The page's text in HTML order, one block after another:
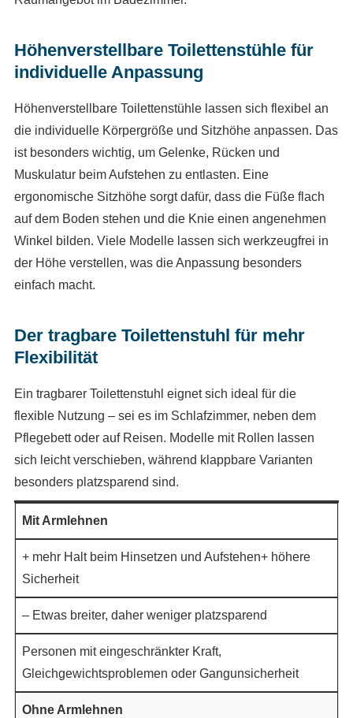
Höhenverstellbare Toilettenstühle für
individuelle Anpassung
Höhenverstellbare Toilettenstühle lassen sich flexibel an
die individuelle Körpergröße und Sitzhöhe anpassen. Das
ist besonders wichtig, um Gelenke, Rücken und
Muskulatur beim Aufstehen zu entlasten. Eine
ergonomische Sitzhöhe sorgt dafür, dass die Füße flach
auf dem Boden stehen und die Knie einen angenehmen
Winkel bilden. Viele Modelle lassen sich werkzeugfrei in
der Höhe verstellen, was die Anpassung besonders
einfach macht.
Der tragbare Toilettenstuhl für mehr
Flexibilität
Ein tragbarer Toilettenstuhl eignet sich ideal für die
flexible Nutzung – sei es im Schlafzimmer, neben dem
Pflegebett oder auf Reisen. Modelle mit Rollen lassen
sich leicht verschieben, während klappbare Varianten
besonders platzsparend sind.
Mit Armlehnen
+ mehr Halt beim Hinsetzen und Aufstehen+ höhere
Sicherheit
– Etwas breiter, daher weniger platzsparend
Personen mit eingeschränkter Kraft,
Gleichgewichtsproblemen oder Gangunsicherheit
Ohne Armlehnen